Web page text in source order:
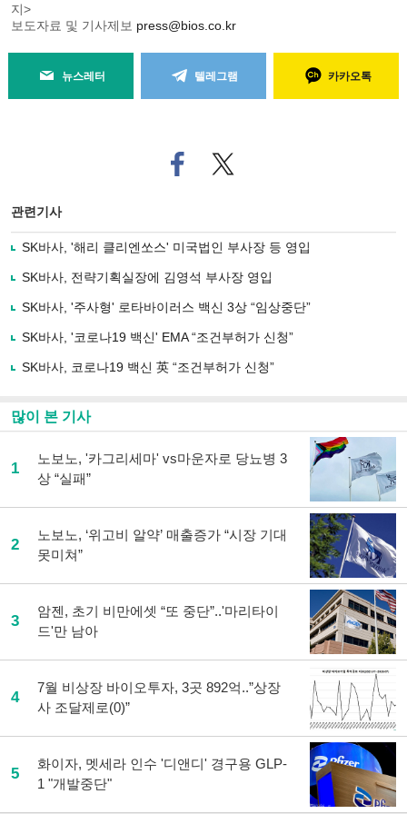
지>
보도자료 및 기사제보 press@bios.co.kr
뉴스레터 텔레그램 카카오톡
페
이
로
기
사
유
기
트위
터로
관련기사
SK바사, '해리 클리엔쏘스' 미국법인 부사장 등 영입
SK바사, 전략기획실장에 김영석 부사장 영입
SK바사, '주사형' 로타바이러스 백신 3상 “임상중단”
SK바사, '코로나19 백신' EMA “조건부허가 신청”
SK바사, 코로나19 백신 英 “조건부허가 신청”
많이 본 기사
1
노보노, '카그리세마' vs마운자로 당뇨병 3
상 “실패”
2
노보노, ‘위고비 알약’ 매출증가 “시장 기대
못미쳐”
3
암젠, 초기 비만에셋 “또 중단”..'마리타이
드'만 남아
4
7월 비상장 바이오투자, 3곳 892억..”상장
사 조달제로(0)”
5
화이자, 멧세라 인수 '디앤디' 경구용 GLP-
1 "개발중단"